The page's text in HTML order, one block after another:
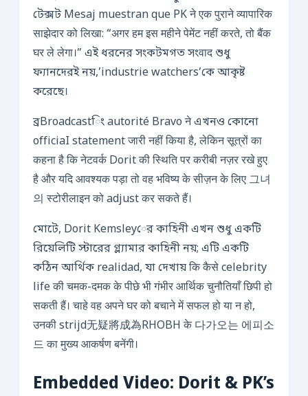
টেক্সট Mesaj muestran que PK ने एक पुराने व्यापारिक
साझेदार को लिखा: “अगर हम इस महीने पेमेंट नहीं करते, तो बैंक
घर ले लेगा।” এই ধরনের সংকটমগত সংवाद শুধু
ফ্যানদেরই নয়,’industrie watchers’কে আকৃষ্ট
করেছে।
ব্রBroadcastিং autorité Bravo ने এখনও কোনো
officiaI statement जारी नहीं किया है, लेकिन सूत्रों का
कहना है कि नेटवर्क Dorit की स्थिति पर करीबी नज़र रखे हुए
है और यदि आवश्यक पड़ा तो वह भविष्य के सीज़न के लिए 그녀
의 स्टोरीलाइन को adjust कर सकते हैं।
মোটে, Dorit Kemsleyের কাহিনী এখন শুধু একটি
রিয়েলিটি স্টারের গ্ল্যামার কাহিনী নয়; এটি একটি
কঠিন আর্থিক realidad, যা দেখায় कि कैसे celebrity
life की चमक-दमक के पीछे भी गंभीर आर्थिक चुनौतियाँ छिपी हो
सकती हैं। चाहे वह अपने घर को बचाने में सफल हो या न हो,
उनकी strijd无疑將成為RHOBH के 다가오는 에피소
드 का मुख्य आकर्षण बनेंगी।
Embedded Video: Dorit & PK’s